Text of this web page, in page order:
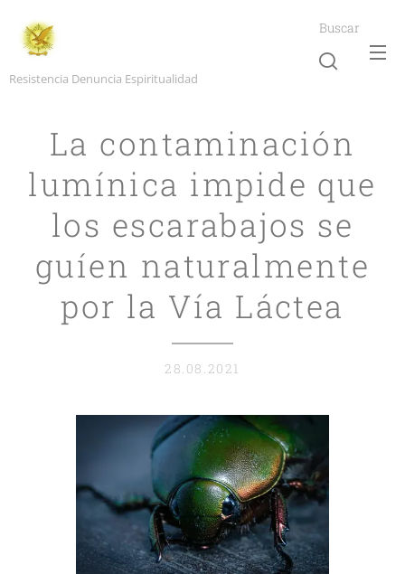
Resistencia Denuncia Espiritualidad
Buscar
La contaminación
lumínica impide que
los escarabajos se
guíen naturalmente
por la Vía Láctea
28.08.2021